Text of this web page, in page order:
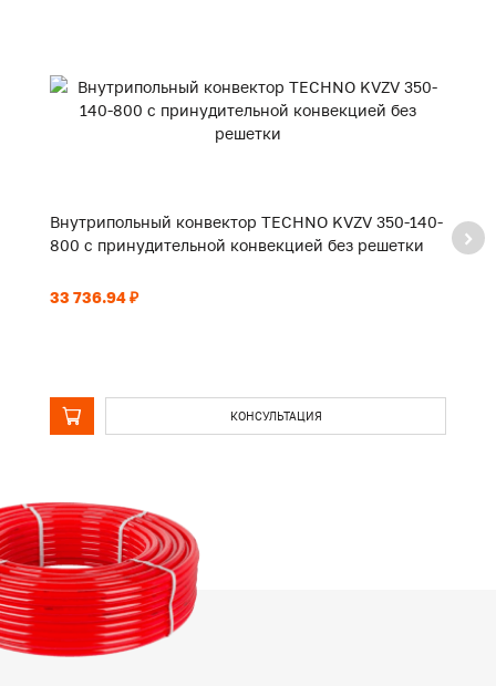
Внутрипольный конвектор TECHNO KVZV 350-140-
800 с принудительной конвекцией без решетки
33 736.94 ₽
КОНСУЛЬТАЦИЯ